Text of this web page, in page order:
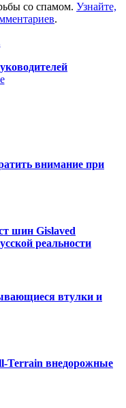
со спамом. Узнайте,
.
внимание при
шин Gislaved
реальности
втулки и
Terrain внедорожные